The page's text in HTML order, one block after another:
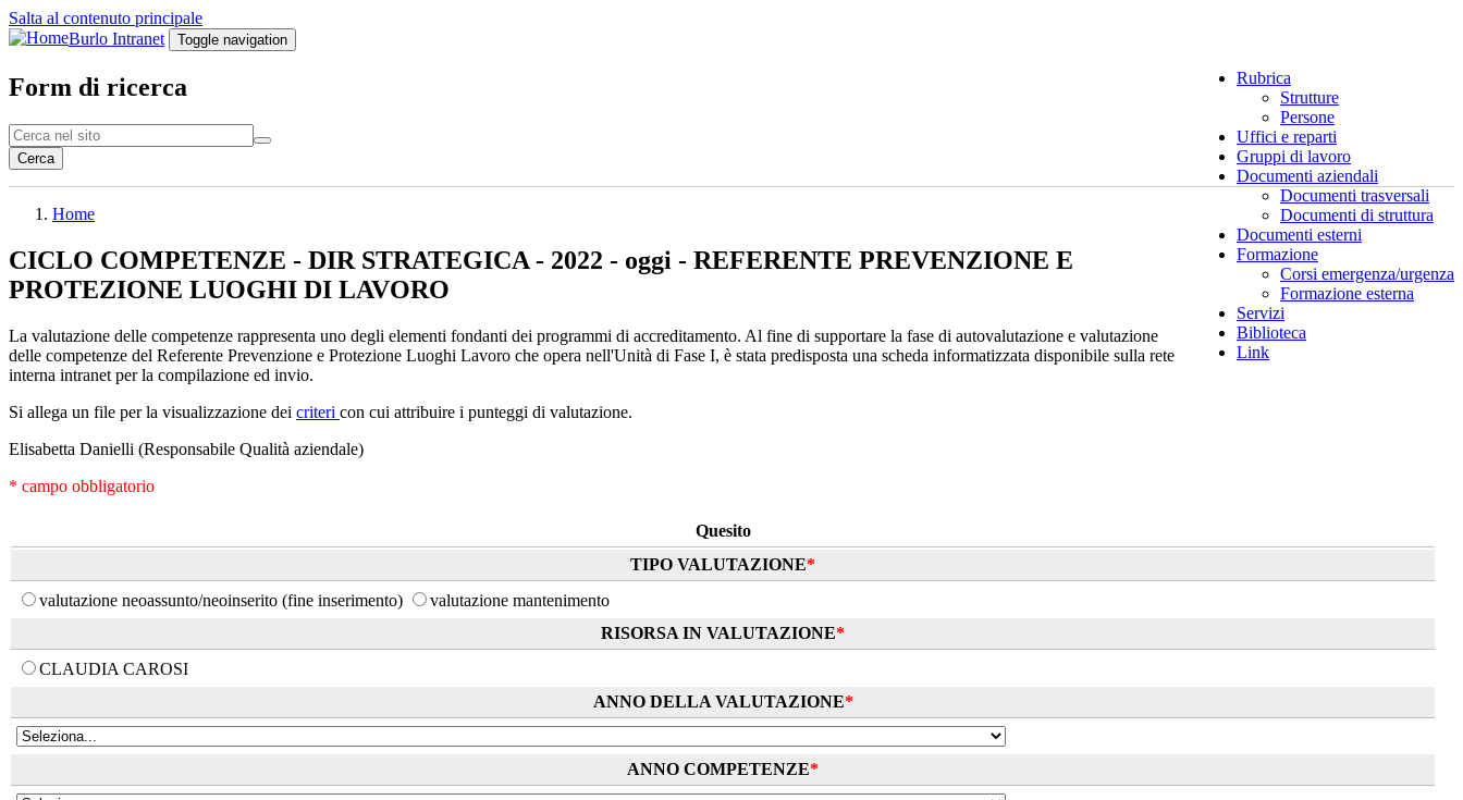
Salta al contenuto principale
Burlo Intranet
Toggle navigation
Rubrica
Strutture
Persone
Uffici e reparti
Gruppi di lavoro
Documenti aziendali
Documenti trasversali
Documenti di struttura
Documenti esterni
Formazione
Corsi emergenza/urgenza
Formazione esterna
Servizi
Biblioteca
Link
Form di ricerca
Cerca
Home
CICLO COMPETENZE - DIR STRATEGICA - 2022 - oggi - REFERENTE PREVENZIONE E
PROTEZIONE LUOGHI DI LAVORO
La valutazione delle competenze rappresenta uno degli elementi fondanti dei programmi di accreditamento. Al fine di supportare la fase di autovalutazione e valutazione
delle competenze del Referente Prevenzione e Protezione Luoghi Lavoro che opera nell'Unità di Fase I, è stata predisposta una scheda informatizzata disponibile sulla rete
interna intranet per la compilazione ed invio.
Si allega un file per la visualizzazione dei criteri con cui attribuire i punteggi di valutazione.
Elisabetta Danielli (Responsabile Qualità aziendale)
* campo obbligatorio
Quesito
TIPO VALUTAZIONE*
valutazione neoassunto/neoinserito (fine inserimento)
valutazione mantenimento
RISORSA IN VALUTAZIONE*
CLAUDIA CAROSI
ANNO DELLA VALUTAZIONE*
ANNO COMPETENZE*